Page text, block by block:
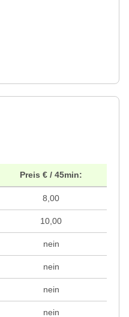
Preis € / 45min:
8,00
10,00
nein
nein
nein
nein